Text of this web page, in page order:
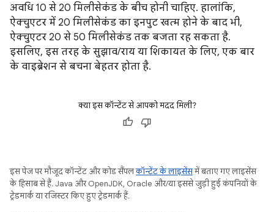
अवधि 10 से 20 मिलीसेकंड के बीच होनी चाहिए. हालांकि,
ऐक्चुएटर में 20 मिलीसेकंड का इनपुट खत्म होने के बाद भी,
ऐक्चुएटर 20 से 50 मिलीसेकंड तक बजता रह सकता है.
इसलिए, इस तरह के सुझाव/राय या शिकायत के लिए, एक बार
के वाइब्रेशन से बचना बेहतर होता है.
क्या इस कॉन्टेंट से आपको मदद मिली?
इस पेज पर मौजूद कॉन्टेंट और कोड सैंपलकॉन्टेंट के लाइसेंसमें बताए गए लाइसेंस
के हिसाब से हैं. Java और OpenJDK, Oracle और/या इससे जुड़ी हुई कंपनियों के
ट्रेडमार्क या रजिस्टर किए हुए ट्रेडमार्क हैं.